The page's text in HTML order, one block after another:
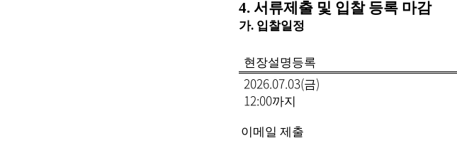
4. 서류제출 및 입찰 등록 마감
가. 입찰일정
현장설명등록
2026.07.03(금)
12:00까지
이메일 제출